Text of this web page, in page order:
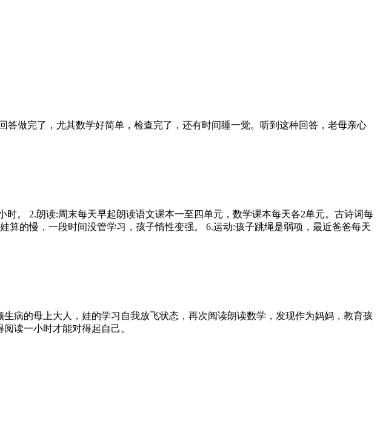
做完了，尤其数学好简单，检查完了，还有时间睡一觉。听到这种回答，老母亲心
时。 2.朗读:周末每天早起朗读语文课本一至四单元，数学课本每天各2单元。古诗词每
算的慢，一段时间没管学习，孩子惰性变强。 6.运动:孩子跳绳是弱项，最近爸爸每天
病的母上大人，娃的学习自我放飞状态，再次阅读朗读数学，发现作为妈妈，教育孩
一小时才能对得起自己。